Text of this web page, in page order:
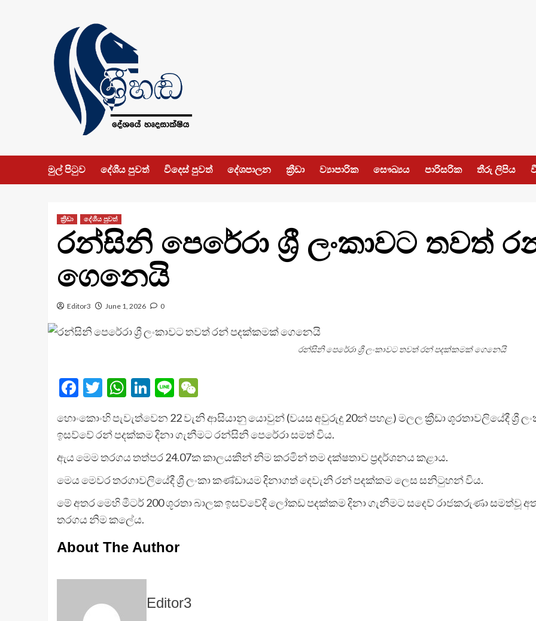
මුල් පිටුව දේශීය පුවත් විදෙස් පුවත් දේශපාලන ක්‍රීඩා ව්‍යාපාරික සෞඛ්‍යය පාරිසරික තීරු ලිපිය
ක්‍රීඩා දේශීය පුවත්
රන්සිනි පෙරේරා ශ්‍රී ලංකාවට තවත්
ගෙනෙයි
Editor3 June 1, 2026 0
රන්සිනි පෙරේරා ශ්‍රී ලංකාවට තවත් රන් පදක්කමක් ගෙනෙයි
Facebook
Twitter
WhatsApp
LinkedIn
LineWeChat
හොංකොංහි පැවැත්වෙන 22 වැනි ආසියානු යොවුන් (වයස අවුරුදු 20න් පහළ) මලල ක්‍රීඩා ශූරතාවලියේදී ශ්‍රී
ඉසව්වේ රන් පදක්කම දිනා ගැනීමට රන්සිනි පෙරේරා සමත් විය.
ඇය මෙම තරගය තත්පර 24.07ක කාලයකින් නිම කරමින් තම දක්ෂතාව ප්‍රදර්ශනය කළාය.
මෙය මෙවර තරගාවලියේදී ශ්‍රී ලංකා කණ්ඩායම දිනාගත් දෙවැනි රන් පදක්කම ලෙස සනිටුහන් විය.
මේ අතර මෙහි මීටර් 200 ශූරතා බාලක ඉසව්වේදී ලෝකඩ පදක්කම දිනා ගැනීමට සදෙව් රාජකරුණා සමත්වූ
තරගය නිම කලේය.
About The Author
Editor3